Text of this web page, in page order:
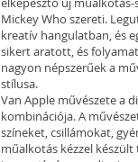
Mickey Who szereti.
kreatív hangulatban, és
sikert aratott, és
nagyon népszerűek a
stílusa.
Van Apple művészete a
kombinációja. A
színeket, csillámokat,
műalkotás kézzel